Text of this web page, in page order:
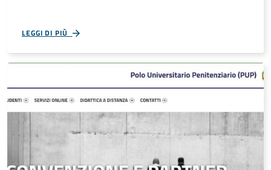
LEGGI DI PIÙ